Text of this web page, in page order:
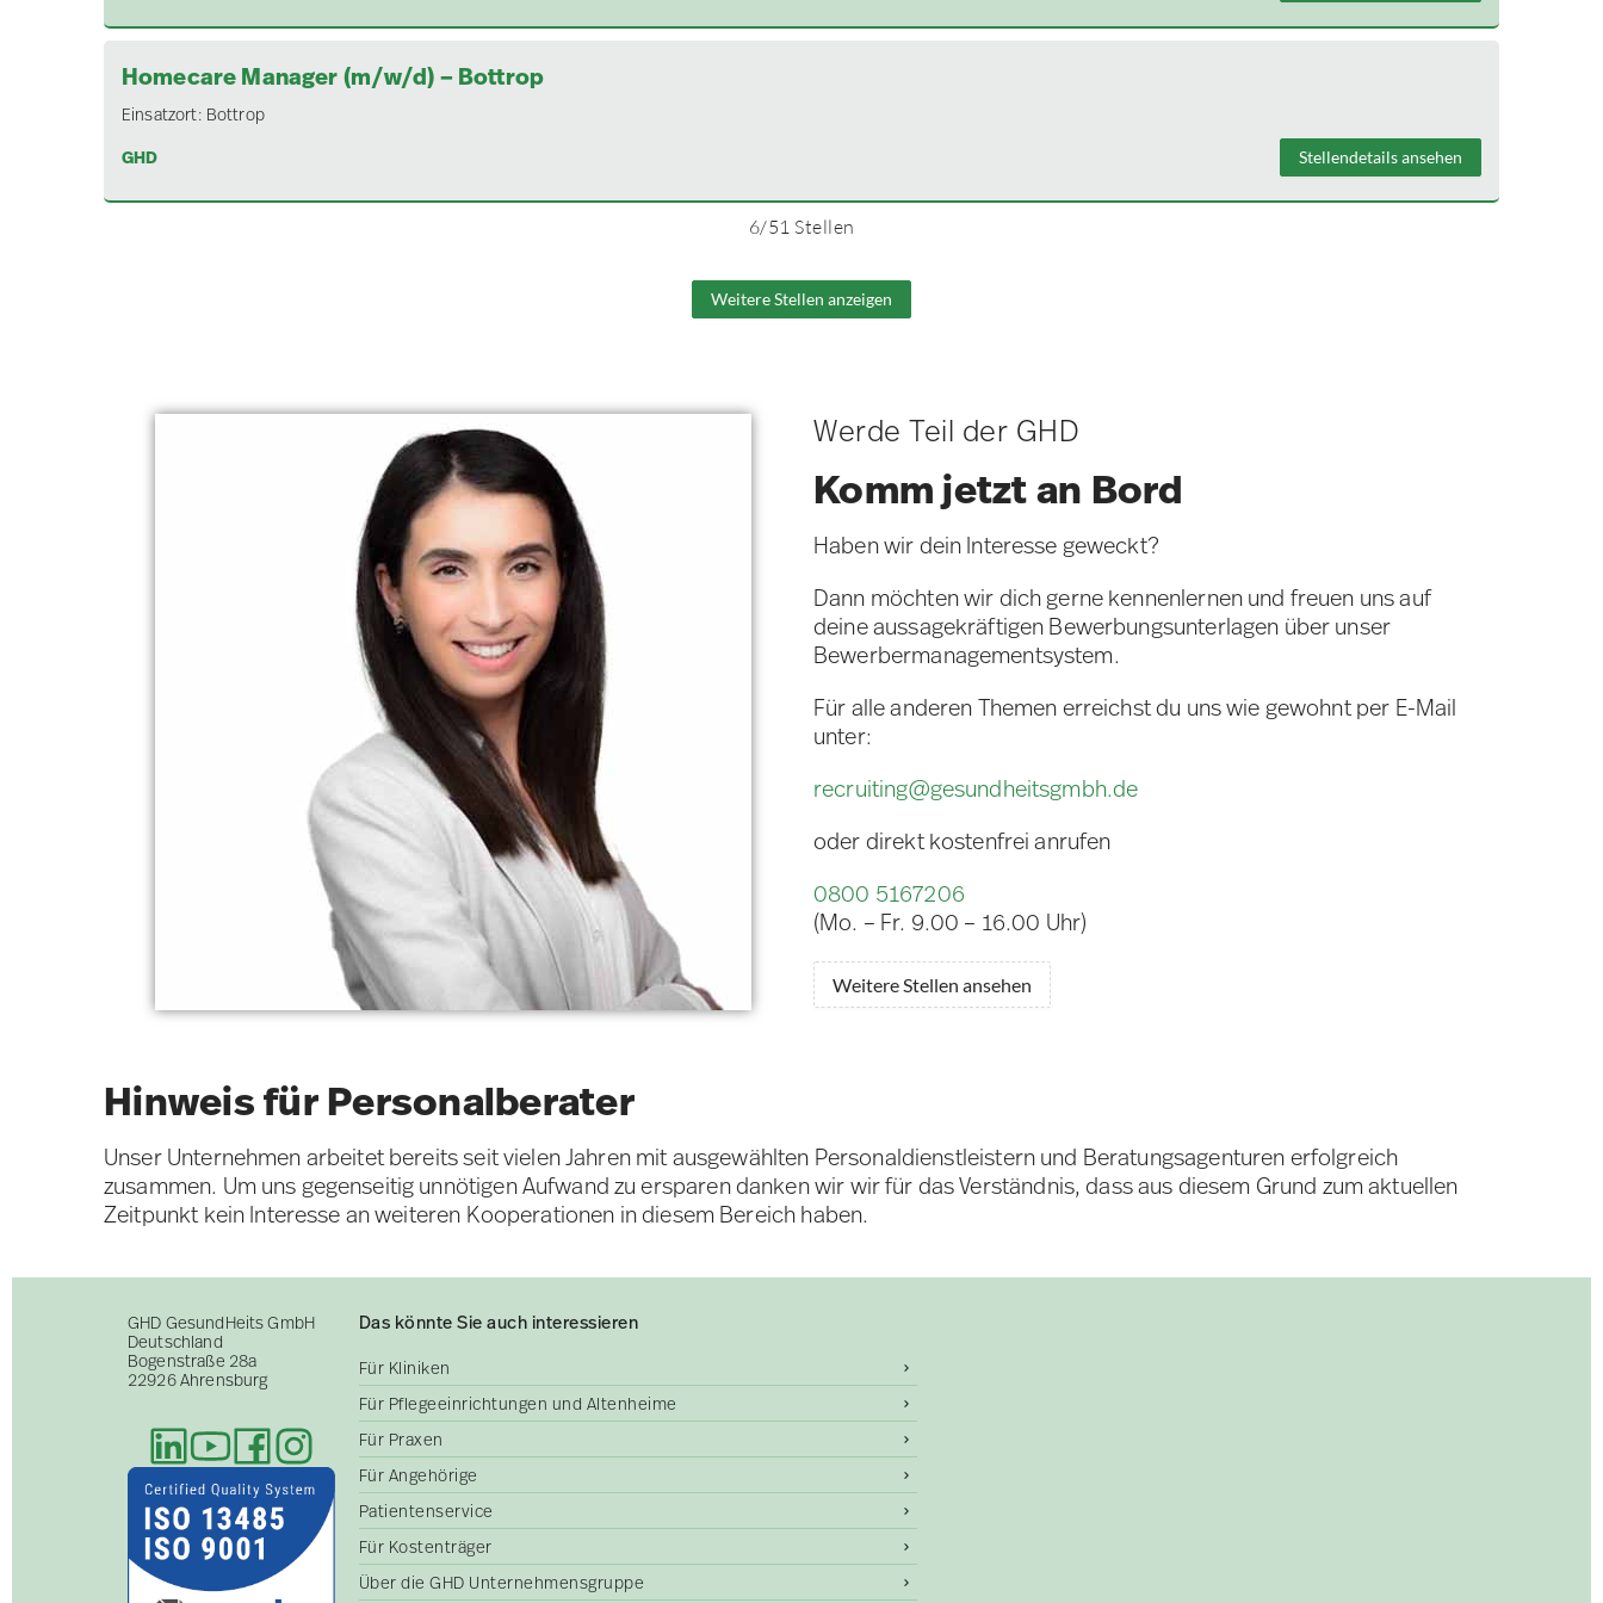
Homecare Manager (m/w/d) – Bottrop
Einsatzort: Bottrop
GHD
Stellendetails ansehen
6/51 Stellen
Weitere Stellen anzeigen
Werde Teil der GHD
Komm jetzt an Bord
Haben wir dein Interesse geweckt?
Dann möchten wir dich gerne kennenlernen und freuen uns auf
deine aussagekräftigen Bewerbungsunterlagen über unser
Bewerbermanagementsystem.
Für alle anderen Themen erreichst du uns wie gewohnt per E-Mail
unter:
recruiting@gesundheitsgmbh.de
oder direkt kostenfrei anrufen
0800 5167206
(Mo. – Fr. 9.00 – 16.00 Uhr)
Weitere Stellen ansehen
Hinweis für Personalberater
Unser Unternehmen arbeitet bereits seit vielen Jahren mit ausgewählten Personaldienstleistern und Beratungsagenturen erfolgreich
zusammen. Um uns gegenseitig unnötigen Aufwand zu ersparen danken wir wir für das Verständnis, dass aus diesem Grund zum aktuellen
Zeitpunkt kein Interesse an weiteren Kooperationen in diesem Bereich haben.
GHD GesundHeits GmbH
Deutschland
Bogenstraße 28a
22926 Ahrensburg
Das könnte Sie auch interessieren
Für Kliniken
Für Pflegeeinrichtungen und Altenheime
Für Praxen
Für Angehörige
Patientenservice
Für Kostenträger
Über die GHD Unternehmensgruppe